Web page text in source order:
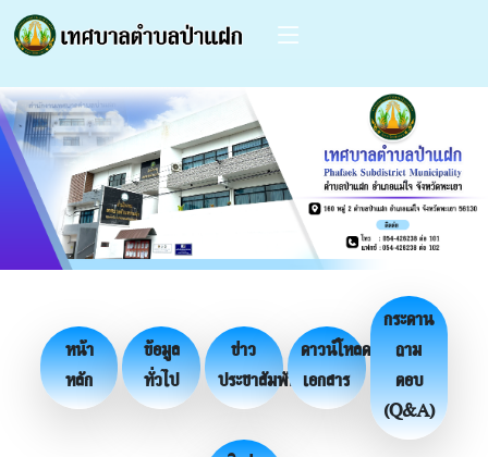
หน้า
หลัก
ข้อมูล
ทั่วไป
ข่าว
ประชาสัมพันธ์
ดาวน์โหลด
เอกสาร
กระดาน
ถาม
ตอบ
(Q&A)